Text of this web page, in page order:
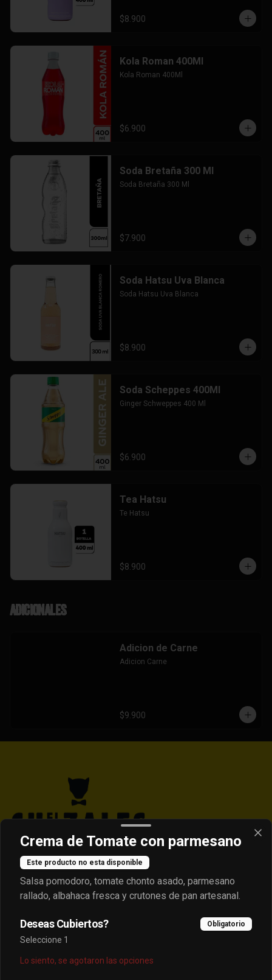
$8.900
Kola Roman 400Ml
Kola Roman 400Ml
$6.900
Soda Bretaña 300 Ml
Soda Bretaña 300 Ml
$7.900
Soda Hatsu Uva Blanca
Soda Hatsu Uva Blanca
$8.900
Soda Scheppes 400Ml
Ginger Schweppes 400 Ml
$6.900
Tea Hatsu
Te Hatsu
$8.900
Adicionales
Adicion de Carne
Adicion Carne
$9.900
Conócenos
Contacto
Despacho
Términos y condiciones
Crema de Tomate con parmesano
Este producto no esta disponible
Salsa pomodoro, tomate chonto asado, parmesano
rallado, albahaca fresca y crutones de pan artesanal.
Deseas Cubiertos? Obligatorio
Seleccione 1
Lo siento, se agotaron las opciones